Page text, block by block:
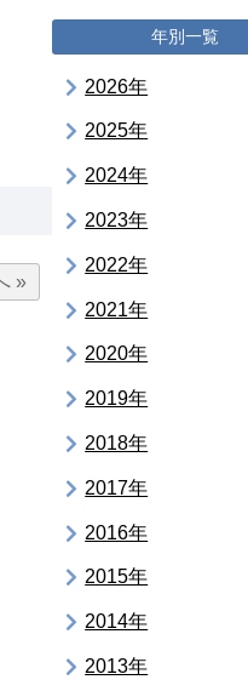
»
年別一覧
2026年
2025年
2024年
2023年
2022年
2021年
2020年
2019年
2018年
2017年
2016年
2015年
2014年
2013年